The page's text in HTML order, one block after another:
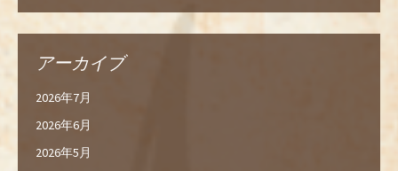
アーカイブ
2026年7月
2026年6月
2026年5月